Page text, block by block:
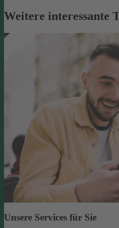
Weitere interessante
Unsere Services für Sie